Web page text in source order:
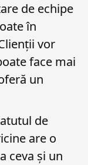
de echipe
în
vor
face mai
un
de
are o
ceva și un